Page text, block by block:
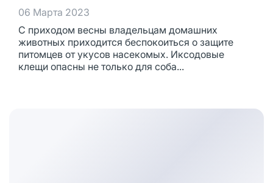
06 Марта 2023
С приходом весны владельцам домашних
животных приходится беспокоиться о защите
питомцев от укусов насекомых. Иксодовые
клещи опасны не только для соба...